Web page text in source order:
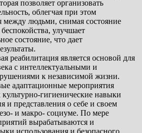
позволяет организовать
облегчая при этом
между людьми, снимая состояние
улучшает
состояние, что дает
реабилитация является основой для
с интеллектуальными и
к независимой жизни.
адаптационные мероприятия
гигиенические навыки
и представления о себе и своем
и макро- социуме. По мере
вырабатываются и
использования и безопасного